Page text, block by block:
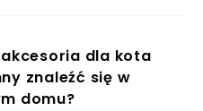
dla kota
znaleźć się w
domu?